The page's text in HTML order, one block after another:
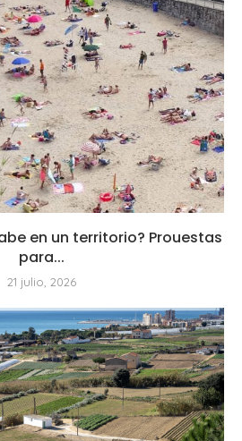
en un territorio? Prouestas
para...
21 julio, 2026